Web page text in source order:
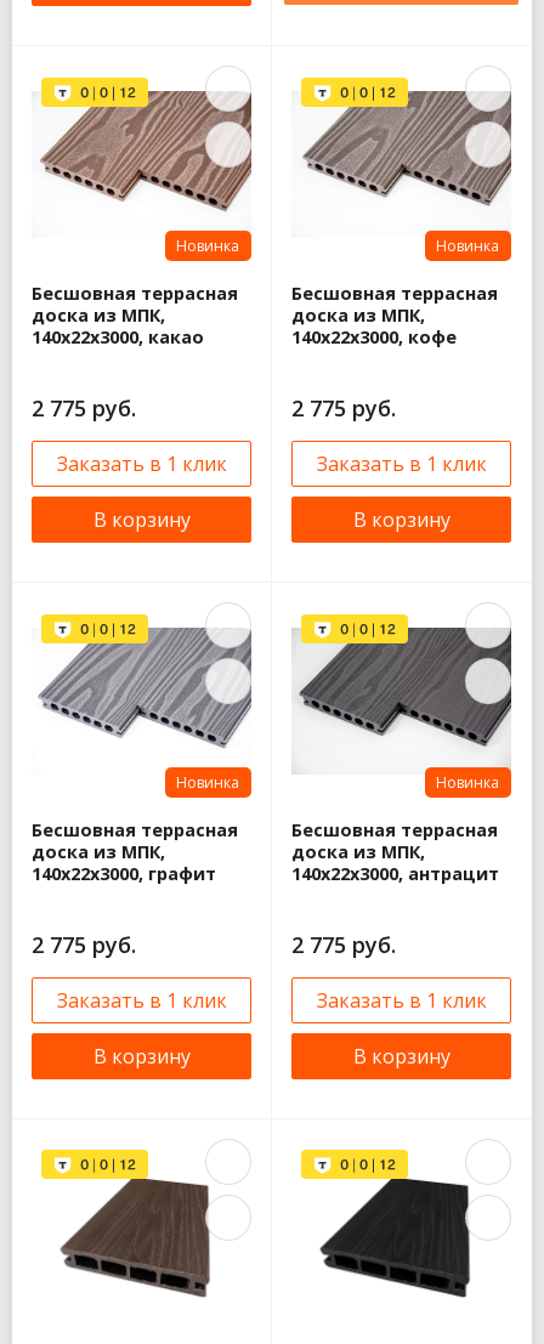
Новинка
Бесшовная террасная
доска из МПК,
140х22х3000, какао
2 775 руб.
Заказать в 1 клик
В корзину
Новинка
Бесшовная террасная
доска из МПК,
140х22х3000, кофе
2 775 руб.
Заказать в 1 клик
В корзину
Новинка
Бесшовная террасная
доска из МПК,
140х22х3000, графит
2 775 руб.
Заказать в 1 клик
В корзину
Новинка
Бесшовная террасная
доска из МПК,
140х22х3000, антрацит
2 775 руб.
Заказать в 1 клик
В корзину